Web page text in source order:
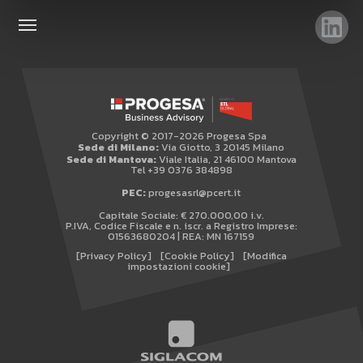
AREA RISERVATA
WHISTLEBLOWING
Copyright © 2017-2026 Progesa Spa
Sede di Milano:Via Giotto, 3 20145 Milano
Sede di Mantova:Viale Italia, 21 46100 Mantova
Tel +39 0376 384898
PEC:progesasrl@pcert.it
Capitale Sociale: € 270.000,00 i.v.
P.IVA, Codice Fiscale e n. iscr. a Registro Imprese:
01563680204 | REA: MN 167159
[Privacy Policy]
[Cookie Policy] [Modifica
impostazioni cookie]